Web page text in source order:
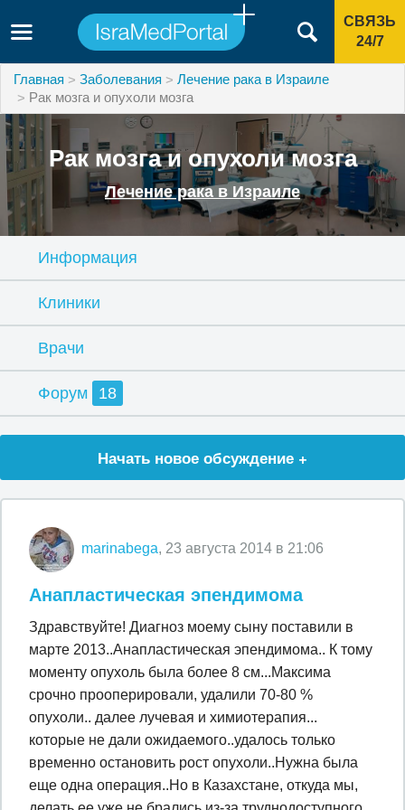
СВЯЗЬ
24/7
Главная Заболевания
Лечение рака в Израиле
Рак мозга и опухоли мозга
Рак мозга и опухоли мозга
Лечение рака в Израиле
Информация
Клиники
Врачи
Форум 18
Начать новое обсуждение +
marinabega, 23 августа 2014 в 21:06
Анапластическая эпендимома
Здравствуйте! Диагноз моему сыну поставили в
марте 2013..Анапластическая эпендимома.. К тому
моменту опухоль была более 8 см...Максима
срочно прооперировали, удалили 70-80 %
опухоли.. далее лучевая и химиотерапия...
которые не дали ожидаемого..удалось только
временно остановить рост опухоли..Нужна была
еще одна операция..Но в Казахстане, откуда мы,